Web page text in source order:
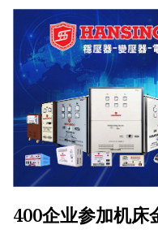
400企业参加机床